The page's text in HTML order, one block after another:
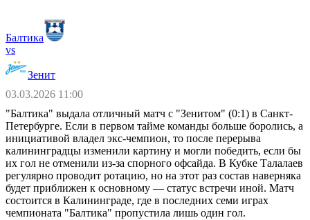
Балтика
vs
Зенит
03.03.2026 11:00
"Балтика" выдала отличный матч с "Зенитом" (0:1) в Санкт-
Петербурге. Если в первом тайме команды больше боролись, а
инициативой владел экс-чемпион, то после перерыва
калининградцы изменили картину и могли победить, если бы
их гол не отменили из-за спорного офсайда. В Кубке Талалаев
регулярно проводит ротацию, но на этот раз состав наверняка
будет приближен к основному ― статус встречи иной. Матч
состоится в Калининграде, где в последних семи играх
чемпионата "Балтика" пропустила лишь один гол.